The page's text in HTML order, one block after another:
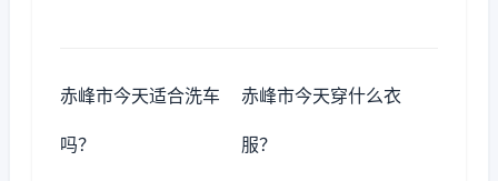
赤峰市今天适合洗车
吗？
赤峰市今天穿什么衣
服？